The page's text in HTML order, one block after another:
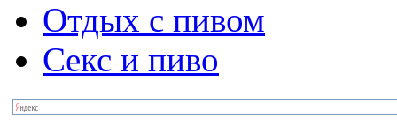
Отдых с пивом
Секс и пиво